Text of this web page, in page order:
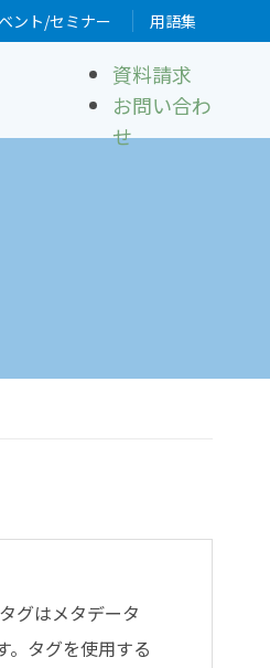
ント/セミナー 用語集
資料請求
お問い合わ
せ
グはメタデータ
。タグを使用する